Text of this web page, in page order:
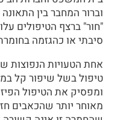
וברור המחבר בין
"חור" ברצף הטיפולים
סיבתי או כהגזמה
אחת הטעויות הנפוצות
טיפול בשל שיפור קל
ומפסיק את הטיפול
מאוחר יותר שהכאבים